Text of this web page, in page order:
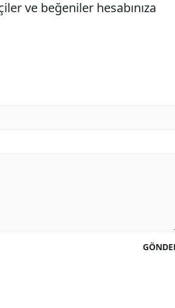
ve beğeniler hesabınıza